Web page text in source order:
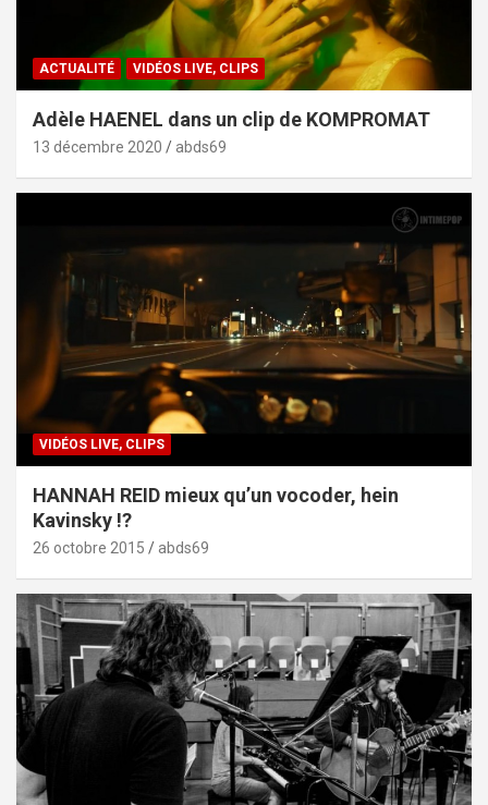
ACTUALITÉ VIDÉOS LIVE, CLIPS
Adèle HAENEL dans un clip de KOMPROMAT
13 décembre 2020 abds69
VIDÉOS LIVE, CLIPS
HANNAH REID mieux qu’un vocoder, hein
Kavinsky !?
26 octobre 2015 abds69